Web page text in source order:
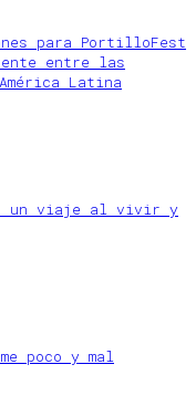
para PortilloFest
entre las
Latina
un viaje al vivir y
poco y mal